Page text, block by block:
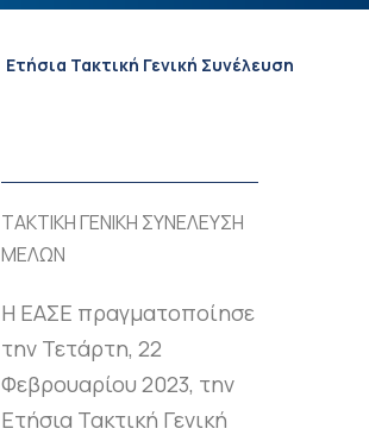
Ετήσια Τακτική Γενική Συνέλευση
ΤΑΚΤΙΚΗ ΓΕΝΙΚΗ ΣΥΝΕΛΕΥΣΗ
ΜΕΛΩΝ
Η ΕΑΣΕ πραγματοποίησε
την Τετάρτη, 22
Φεβρουαρίου 2023, την
Ετήσια Τακτική Γενική